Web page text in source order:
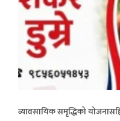
व्यावसायिक समृद्धिको